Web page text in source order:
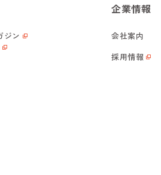
ジン
企業情報
会社案内
採用情報